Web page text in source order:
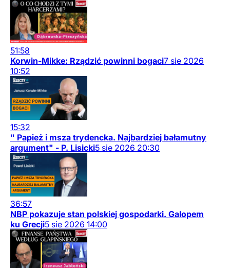
51:58
Korwin-Mikke: Rządzić powinni bogaci7 sie 2026
10:52
15:32
" Papież i msza trydencka. Najbardziej bałamutny
argument" - P. Lisicki5 sie 2026 20:30
36:57
NBP pokazuje stan polskiej gospodarki. Galopem
ku Grecji5 sie 2026 14:00